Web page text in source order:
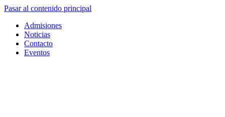
Pasar al contenido principal
Admisiones
Noticias
Contacto
Eventos